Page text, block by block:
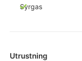
Syrgas
Utrustning